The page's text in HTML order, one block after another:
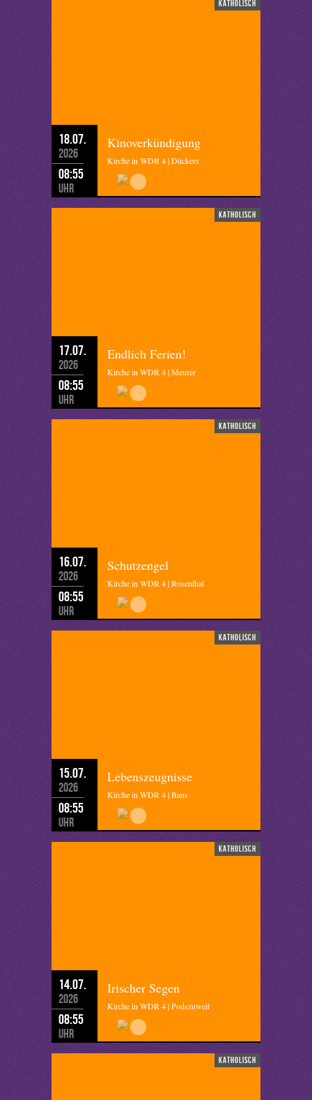
katholisch
18.07.
2026
08:55
Uhr
Kinoverkündigung
Kirche in WDR 4 | Dückers
katholisch
17.07.
2026
08:55
Uhr
Endlich Ferien!
Kirche in WDR 4 | Meurer
katholisch
16.07.
2026
08:55
Uhr
Schutzengel
Kirche in WDR 4 | Rosenthal
katholisch
15.07.
2026
08:55
Uhr
Lebenszeugnisse
Kirche in WDR 4 | Bans
katholisch
14.07.
2026
08:55
Uhr
Irischer Segen
Kirche in WDR 4 | Podszuweit
katholisch